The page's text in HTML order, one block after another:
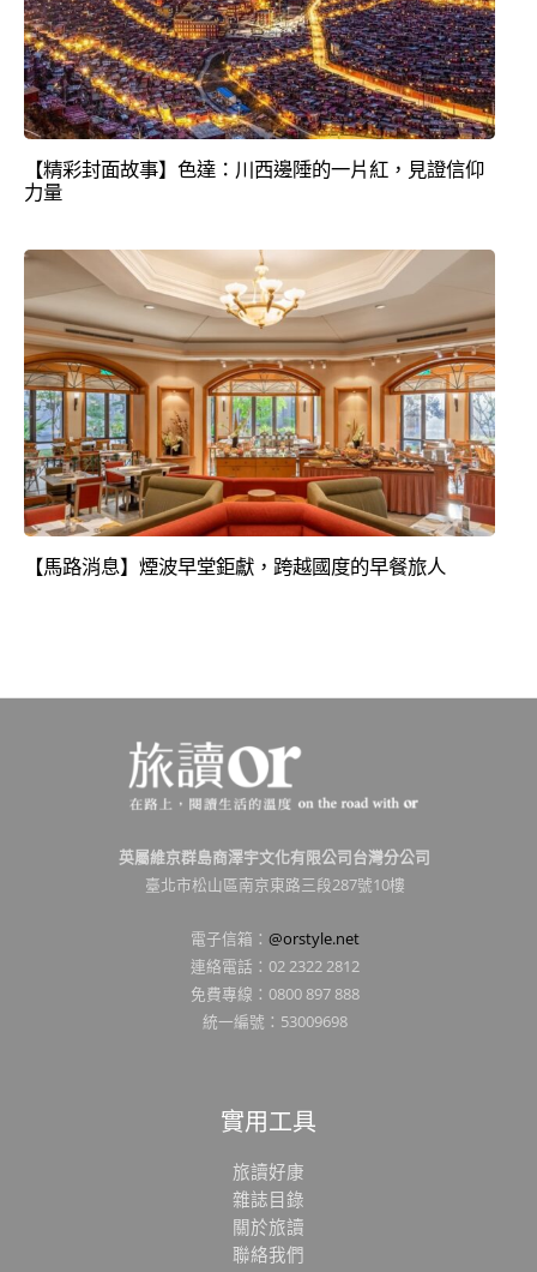
【精彩封面故事】色達：川西邊陲的一片紅，見證信仰
力量
【馬路消息】煙波早堂鉅獻，跨越國度的早餐旅人
英屬維京群島商澤宇文化有限公司台灣分公司
臺北市松山區南京東路三段287號10樓
電子信箱： @orstyle.net
連絡電話：02 2322 2812
免費專線：0800 897 888
統一編號：53009698
實用工具
旅讀好康
雜誌目錄
關於旅讀
聯絡我們